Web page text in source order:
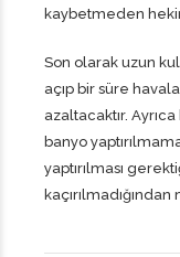
kaybetmeden
Son olarak uzun
açıp bir süre
azaltacaktır.
banyo
yaptırılması